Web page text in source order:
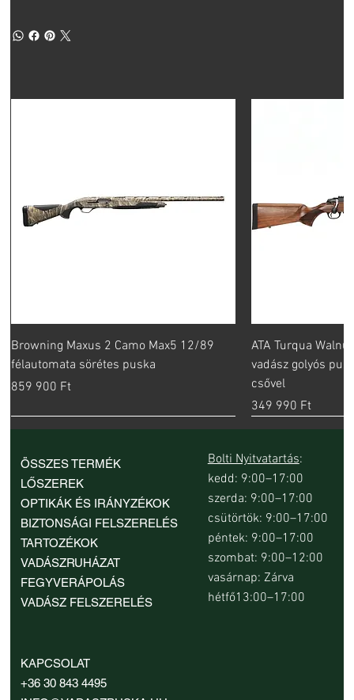
Browning Maxus 2 Camo Max5 12/89
félautomata sörétes puska
Ár
859 900 Ft
ATA Turqua
vadász golyós
csővel
Ár
349 990 Ft
Blaser R8 Professional 2.0 8,5x55 Blaser
vadász golyós puska rövidített csővel
Rusan Picatinny sín Steyr Mannlicher
régi modell puskához 100,3 mm
Rusan Picatinny sín Sauer 100 és Sauer
101 puskákhoz
Rusan Picatinny sín Steyr SBS Classic
CLII és SM12 MA puskákhoz
Rusan Picatinny sín Sauer 202 Standard
puskához
Rusan Picatinny sín Steyr SBS Classic
CLII és SM12 LA puskákhoz
Rusan Picatinny sín Steyr Mannlicher
régi modell puskához, 81.8 mm
ÖSSZES TERMÉK
LŐSZEREK
OPTIKÁK ÉS IRÁNYZÉKOK
BIZTONSÁGI FELSZERELÉS
TARTOZÉKOK
VADÁSZRUHÁZAT
FEGYVERÁPOLÁS
VADÁSZ FELSZERELÉS
KAPCSOLAT
+36 30 843 4495
Bolti Nyitvatartás:
kedd: 9:00–17:00
szerda: 9:00–17:00
csütörtök: 9:00–17:00
péntek: 9:00–17:00
szombat: 9:00–12:00
vasárnap: Zárva
hétfő13:00–17:00